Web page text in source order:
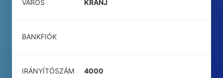
VÁROS KRANJ
BANKFIÓK
IRÁNYÍTÓSZÁM 4000